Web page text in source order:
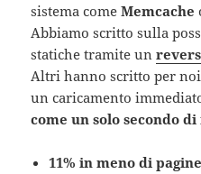
sistema comeMemcache
Abbiamo scritto sulla
statiche tramite un
Altri hanno scritto per
un caricamento
come un solo secondo
11% in meno di